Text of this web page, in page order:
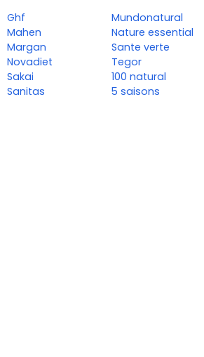
Ghf
Mahen
Margan
Novadiet
Sakai
Sanitas
Mundonatural
Nature essential
Sante verte
Tegor
100 natural
5 saisons